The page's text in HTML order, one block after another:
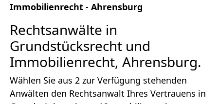
Immobilienrecht - Ahrensburg
Rechtsanwälte in
Grundstücksrecht und
Immobilienrecht, Ahrensburg.
Wählen Sie aus 2 zur Verfügung stehenden
Anwälten den Rechtsanwalt Ihres Vertrauens in